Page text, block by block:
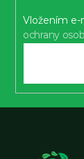
Vložením e-
ochrany